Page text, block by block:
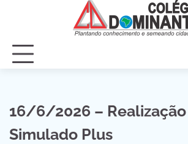
16/6/2026 –
Simulado Plus